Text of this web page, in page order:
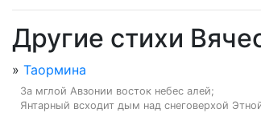
Другие стихи
» Таормина
За мглой Авзонии восток небес алей;
Янтарный всходит дым над снеговерхой